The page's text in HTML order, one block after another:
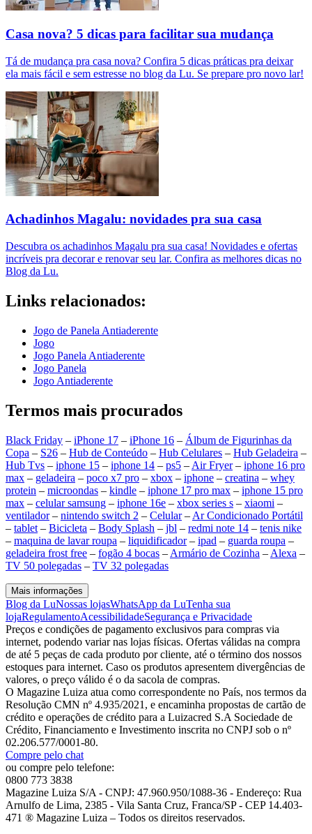
Casa nova? 5 dicas para facilitar sua mudança
Tá de mudança pra casa nova? Confira 5 dicas práticas pra deixar
ela mais fácil e sem estresse no blog da Lu. Se prepare pro novo lar!
Achadinhos Magalu: novidades pra sua casa
Descubra os achadinhos Magalu pra sua casa! Novidades e ofertas
incríveis pra decorar e renovar seu lar. Confira as melhores dicas no
Blog da Lu.
Links relacionados:
Jogo de Panela Antiaderente
Jogo
Jogo Panela Antiaderente
Jogo Panela
Jogo Antiaderente
Termos mais procurados
Black Friday – iPhone 17 – iPhone 16 – Álbum de Figurinhas da
Copa – S26 – Hub de Conteúdo – Hub Celulares – Hub Geladeira –
Hub Tvs – iphone 15 – iphone 14 – ps5 – Air Fryer– iphone 16 pro
max – geladeira – poco x7 pro – xbox – iphone – creatina – whey
protein – microondas – kindle – iphone 17 pro max – iphone 15 pro
max – celular samsung – iphone 16e – xbox series s – xiaomi –
ventilador– nintendo switch 2 – Celular– Ar Condicionado Portátil
– tablet – Bicicleta – Body Splash – jbl – redmi note 14 – tenis nike
– maquina de lavar roupa – liquidificador– ipad – guarda roupa –
geladeira frost free – fogão 4 bocas – Armário de Cozinha – Alexa –
TV 50 polegadas – TV 32 polegadas
Mais informações
Blog da LuNossas lojasWhatsApp da LuTenha sua
lojaRegulamentoAcessibilidadeSegurança e Privacidade
Preços e condições de pagamento exclusivos para compras via
internet, podendo variar nas lojas físicas. Ofertas válidas na compra
de até 5 peças de cada produto por cliente, até o término dos nossos
estoques para internet. Caso os produtos apresentem divergências de
valores, o preço válido é o da sacola de compras.
O Magazine Luiza atua como correspondente no País, nos termos da
Resolução CMN nº 4.935/2021, e encaminha propostas de cartão de
crédito e operações de crédito para a Luizacred S.A Sociedade de
Crédito, Financiamento e Investimento inscrita no CNPJ sob o nº
02.206.577/0001-80.
Compre pelo chat
ou compre pelo telefone:
0800 773 3838
Magazine Luiza S/A - CNPJ: 47.960.950/1088-36 - Endereço: Rua
Arnulfo de Lima, 2385 - Vila Santa Cruz, Franca/SP - CEP 14.403-
471 ® Magazine Luiza – Todos os direitos reservados.